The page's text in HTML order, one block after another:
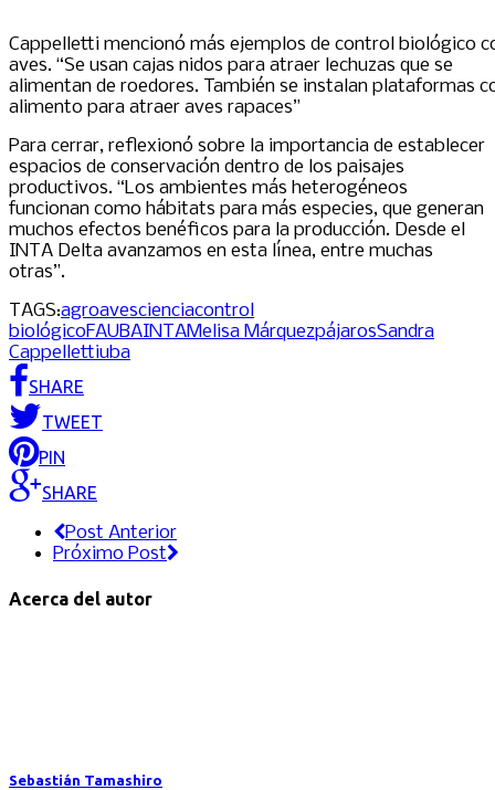
Cappelletti mencionó más ejemplos de control biológico
aves. “Se usan cajas nidos para atraer lechuzas que se
alimentan de roedores. También se instalan plataformas
alimento para atraer aves rapaces”
Para cerrar, reflexionó sobre la importancia de establecer
espacios de conservación dentro de los paisajes
productivos. “Los ambientes más heterogéneos
funcionan como hábitats para más especies, que generan
muchos efectos benéficos para la producción. Desde el
INTA Delta avanzamos en esta línea, entre muchas
otras”.
TAGS:agroavescienciacontrol
biológicoFAUBAINTAMelisa MárquezpájarosSandra
Cappellettiuba
SHARE
TWEET
PIN
SHARE
Post Anterior
Próximo Post
Acerca del autor
Sebastián Tamashiro